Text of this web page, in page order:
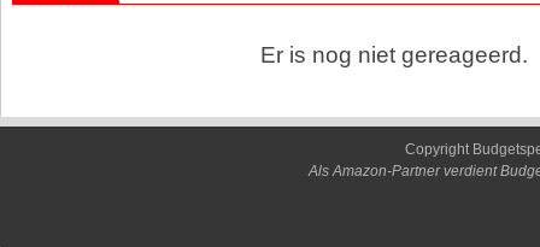
Er is nog niet gereageerd.
Copyright
Als Amazon-Partner verdient